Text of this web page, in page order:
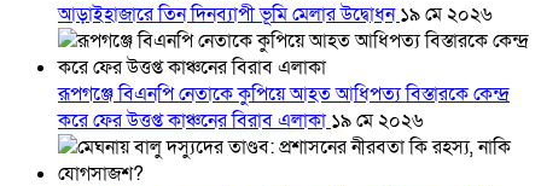
আড়াইহাজারে তিন দিনব্যাপী ভূমি মেলার উদ্বোধন১৯ মে ২০২৬
রূপগঞ্জে বিএনপি নেতাকে কুপিয়ে আহত আধিপত্য বিস্তারকে কেন্দ্র
করে ফের উত্তপ্ত কাঞ্চনের বিরাব এলাকা ১৯ মে ২০২৬